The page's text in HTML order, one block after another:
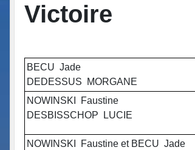
Victoire
BECU Jade
DEDESSUS MORGANE
NOWINSKI Faustine
DESBISSCHOP LUCIE
NOWINSKI Faustine et BECU Jade